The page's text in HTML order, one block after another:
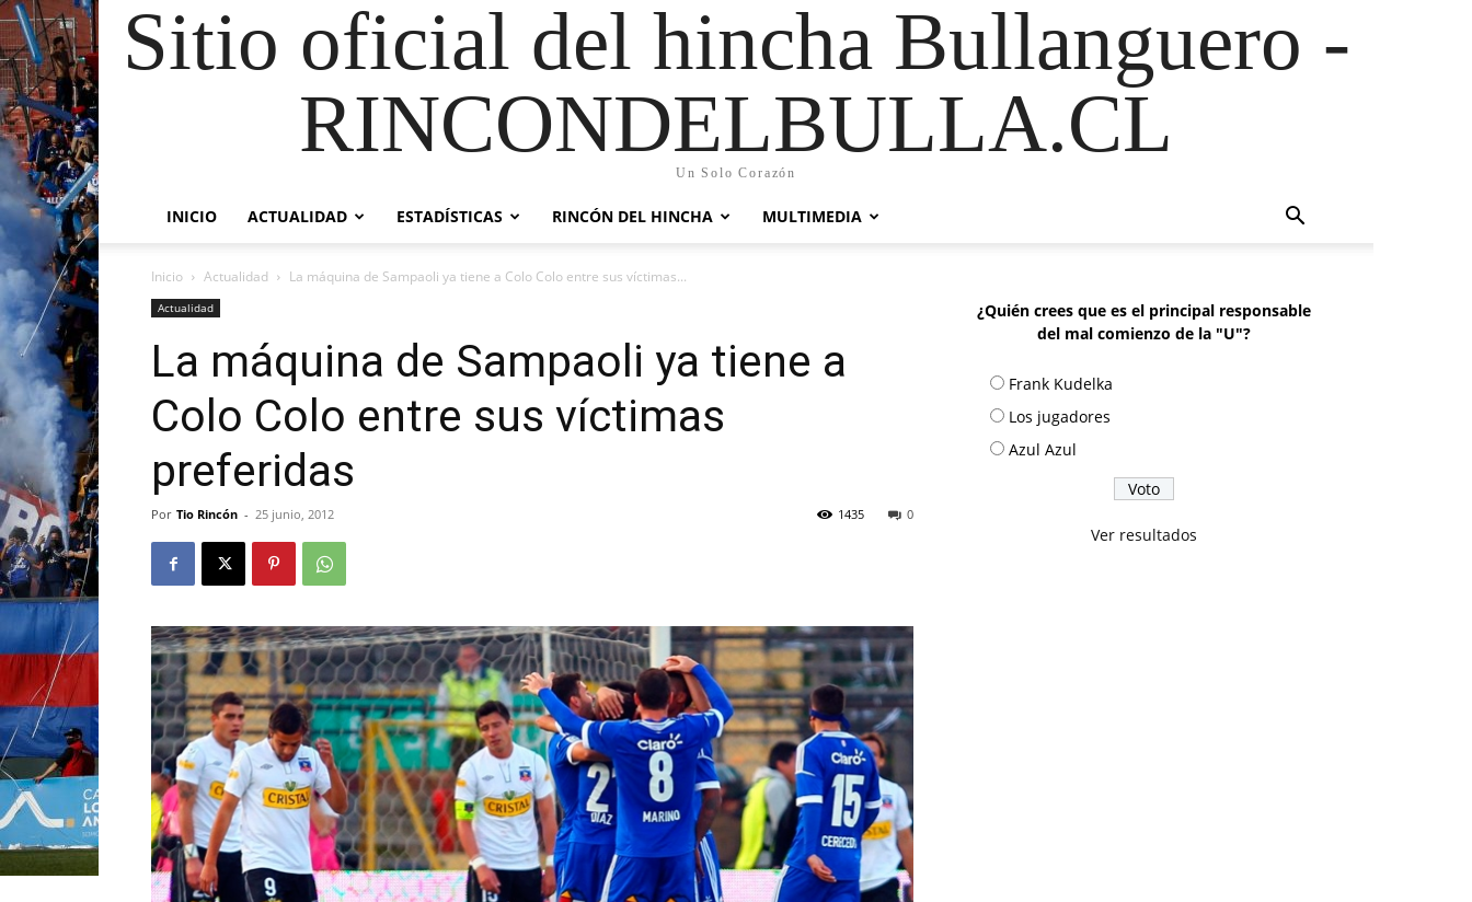
Sitio oficial del hincha Bullanguero -
RINCONDELBULLA.CL
Un Solo Corazón
INICIO ACTUALIDAD ESTADÍSTICAS RINCÓN DEL HINCHA MULTIMEDIA
Inicio Actualidad La máquina de Sampaoli ya tiene a Colo Colo entre sus víctimas...
Actualidad
La máquina de Sampaoli ya tiene a
Colo Colo entre sus víctimas
preferidas
Por Tio Rincón - 25 junio, 2012 0
1435
¿Quién crees que es el principal responsable
del mal comienzo de la "U"?
Frank Kudelka
Los jugadores
Azul Azul
Ver resultados